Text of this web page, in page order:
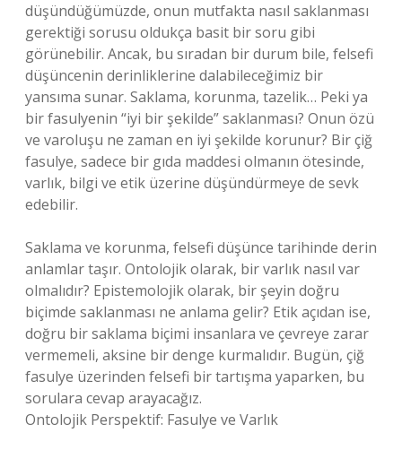
düşündüğümüzde, onun mutfakta nasıl saklanması
gerektiği sorusu oldukça basit bir soru gibi
görünebilir. Ancak, bu sıradan bir durum bile, felsefi
düşüncenin derinliklerine dalabileceğimiz bir
yansıma sunar. Saklama, korunma, tazelik… Peki ya
bir fasulyenin “iyi bir şekilde” saklanması? Onun özü
ve varoluşu ne zaman en iyi şekilde korunur? Bir çiğ
fasulye, sadece bir gıda maddesi olmanın ötesinde,
varlık, bilgi ve etik üzerine düşündürmeye de sevk
edebilir.
Saklama ve korunma, felsefi düşünce tarihinde derin
anlamlar taşır. Ontolojik olarak, bir varlık nasıl var
olmalıdır? Epistemolojik olarak, bir şeyin doğru
biçimde saklanması ne anlama gelir? Etik açıdan ise,
doğru bir saklama biçimi insanlara ve çevreye zarar
vermemeli, aksine bir denge kurmalıdır. Bugün, çiğ
fasulye üzerinden felsefi bir tartışma yaparken, bu
sorulara cevap arayacağız.
Ontolojik Perspektif: Fasulye ve Varlık